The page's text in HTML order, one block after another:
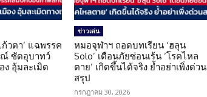
วตา’ แฉพรรค
ซัดอุบาทว์
ง อุ้มละเมิด
ข่าวเด่น
หมอจุฬาฯ ถอดบทเรียน ‘ฮลุน
Solo’ เตือนภัยซ่อนเร้น ‘โรคไหล
ตาย’ เกิดขึ้นได้จริง ย้ำอย่าเพิ่งด่วน
สรุป
กรกฎาคม 30, 2026